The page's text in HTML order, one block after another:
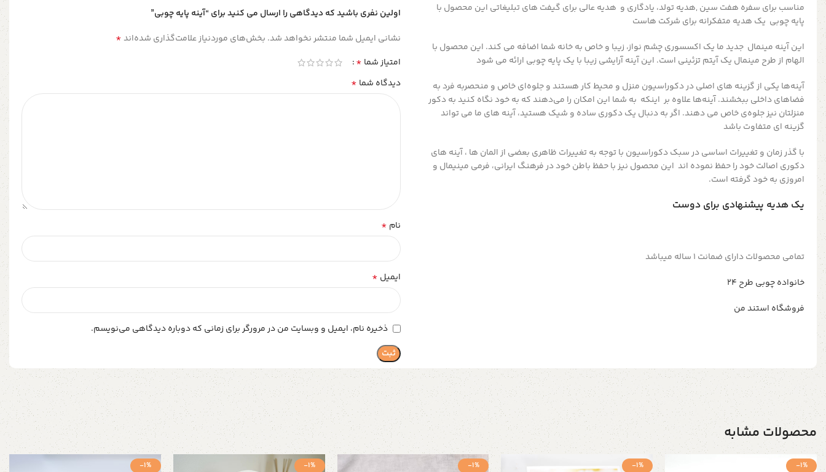
مناسب برای سفره هفت سین ,هدیه تولد، یادگاری و هدیه عالی برای گیفت های تبلیغاتی این محصول با
پایه چوبی یک هدیه متفکرانه برای شرکت هاست
این آینه مینمال جدید ما یک اکسسوری چشم نواز، زیبا و خاص به خانه شما اضافه می کند. این محصول با
الهام از طرح مینمال یک آیتم تزئینی است. این آینه آرایشی زیبا با یک پایه چوبی ارائه می شود
آینه‌ها یکی از گزینه های اصلی در دکوراسیون منزل و محیط کار هستند و جلوه‌ای خاص و منحصربه فرد به
فضاهای داخلی ببخشند. آینه‌ها علاوه بر اینکه به شما این امکان را می‌دهند که به خود نگاه کنید به دکور
منزلتان نیز جلوه‌ی خاص می دهند. اگر به دنبال یک دکوری ساده و شیک هستید، آینه های ما می تواند
گزینه ای متفاوت باشد
با گذر زمان و تغییرات اساسی در سبک دکوراسیون‌ با توجه به تغییرات ظاهری بعضی از المان ها ، آینه های
دکوری اصالت خود را حفظ نموده اند این محصول نیز با حفظ باطن خود در فرهنگ ایرانی، فرمی مینیمال و
امروزی به خود گرفته است.
یک هدیه پیشنهادی برای دوست
تمامی محصولات دارای ضمانت ۱ ساله میباشد
خانواده چوبی طرح ۲۴
فروشگاه استند من
اولین نفری باشید که دیدگاهی را ارسال می کنید برای “آینه پایه چوبی”
نشانی ایمیل شما منتشر نخواهد شد. بخش‌های موردنیاز علامت‌گذاری شده‌اند*
امتیاز شما *
دیدگاه شما *
نام *
ایمیل *
ذخیره نام، ایمیل و وبسایت من در مرورگر برای زمانی که دوباره دیدگاهی می‌نویسم.
محصولات مشابه
-1%
-1%
-1%
-1%
-1%